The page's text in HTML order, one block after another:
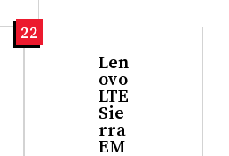
22
Len
ovo
LTE
Sie
rra
EM